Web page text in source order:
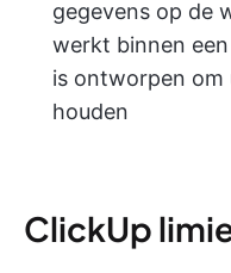
gegevens op de
werkt binnen
is ontworpen
houden
ClickUp